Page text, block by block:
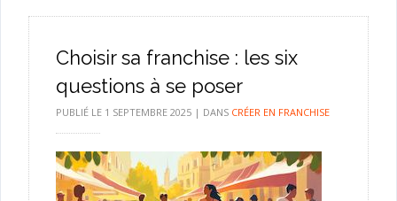
Choisir sa franchise : les six
questions à se poser
PUBLIÉ LE 1 SEPTEMBRE 2025| DANS CRÉER EN FRANCHISE